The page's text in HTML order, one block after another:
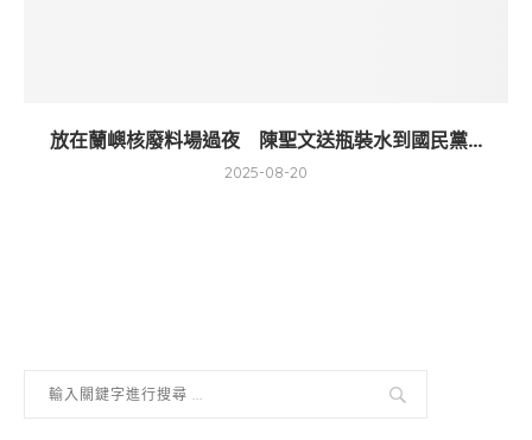
放在蘭嶼核廢料場過夜 陳聖文送瓶裝水到國民黨...
2025-08-20